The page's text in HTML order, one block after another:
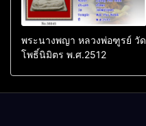
พระนางพญา หลวงพ่อฑูรย์ วัด
โพธิ์นิมิตร พ.ศ.2512